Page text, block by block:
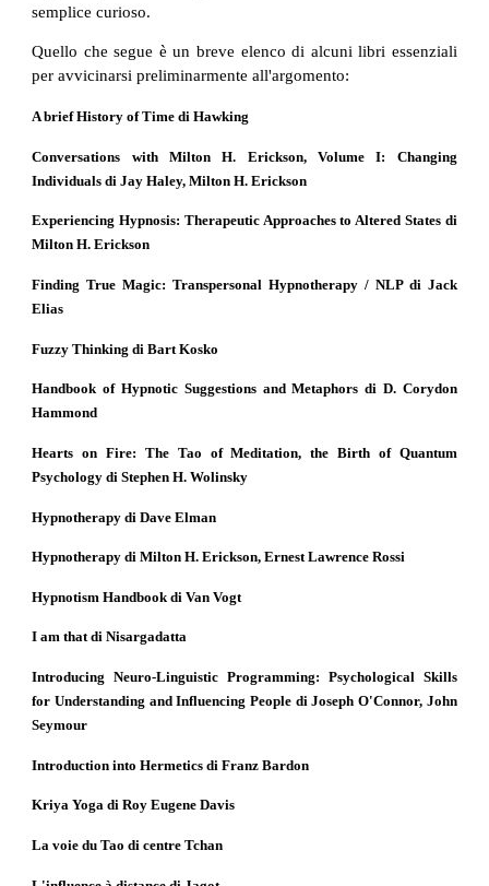
semplice curioso.
Quello che segue è un breve elenco di alcuni libri essenziali
per avvicinarsi preliminarmente all'argomento:
A brief History of Time di Hawking
Conversations with Milton H. Erickson, Volume I: Changing
Individuals di Jay Haley, Milton H. Erickson
Experiencing Hypnosis: Therapeutic Approaches to Altered States di
Milton H. Erickson
Finding True Magic: Transpersonal Hypnotherapy / NLP di Jack
Elias
Fuzzy Thinking di Bart Kosko
Handbook of Hypnotic Suggestions and Metaphors di D. Corydon
Hammond
Hearts on Fire: The Tao of Meditation, the Birth of Quantum
Psychology di Stephen H. Wolinsky
Hypnotherapy di Dave Elman
Hypnotherapy di Milton H. Erickson, Ernest Lawrence Rossi
Hypnotism Handbook di Van Vogt
I am that di Nisargadatta
Introducing Neuro-Linguistic Programming: Psychological Skills
for Understanding and Influencing People di Joseph O'Connor, John
Seymour
Introduction into Hermetics di Franz Bardon
Kriya Yoga di Roy Eugene Davis
La voie du Tao di centre Tchan